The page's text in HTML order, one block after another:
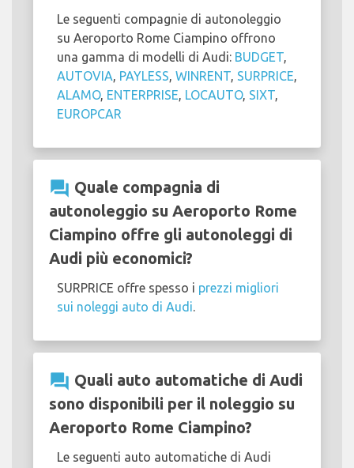
Le seguenti compagnie di autonoleggio
su Aeroporto Rome Ciampino offrono
una gamma di modelli di Audi: BUDGET,
AUTOVIA, PAYLESS, WINRENT, SURPRICE,
ALAMO, ENTERPRISE, LOCAUTO, SIXT,
EUROPCAR
question_answer Quale compagnia di
autonoleggio su Aeroporto Rome
Ciampino offre gli autonoleggi di
Audi più economici?
SURPRICE offre spesso i prezzi migliori
sui noleggi auto di Audi.
question_answer Quali auto automatiche di Audi
sono disponibili per il noleggio su
Aeroporto Rome Ciampino?
Le seguenti auto automatiche di Audi